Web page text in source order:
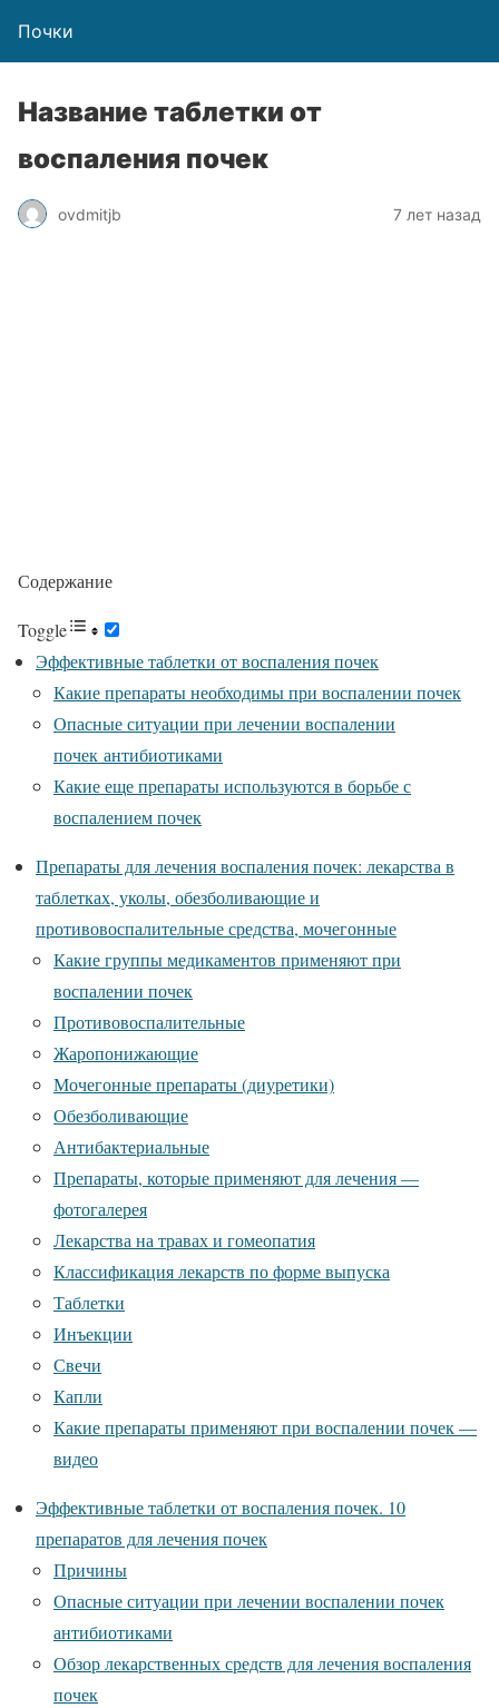
Почки
Название таблетки от
воспаления почек
ovdmitjb 7 лет назад
Содержание
Toggle
Эффективные таблетки от воспаления почек
Какие препараты необходимы при воспалении почек
Опасные ситуации при лечении воспалении
почек антибиотиками
Какие еще препараты используются в борьбе с
воспалением почек
Препараты для лечения воспаления почек: лекарства в
таблетках, уколы, обезболивающие и
противовоспалительные средства, мочегонные
Какие группы медикаментов применяют при
воспалении почек
Противовоспалительные
Жаропонижающие
Мочегонные препараты (диуретики)
Обезболивающие
Антибактериальные
Препараты, которые применяют для лечения —
фотогалерея
Лекарства на травах и гомеопатия
Классификация лекарств по форме выпуска
Таблетки
Инъекции
Свечи
Капли
Какие препараты применяют при воспалении почек —
видео
Эффективные таблетки от воспаления почек. 10
препаратов для лечения почек
Причины
Опасные ситуации при лечении воспалении почек
антибиотиками
Обзор лекарственных средств для лечения воспаления
почек